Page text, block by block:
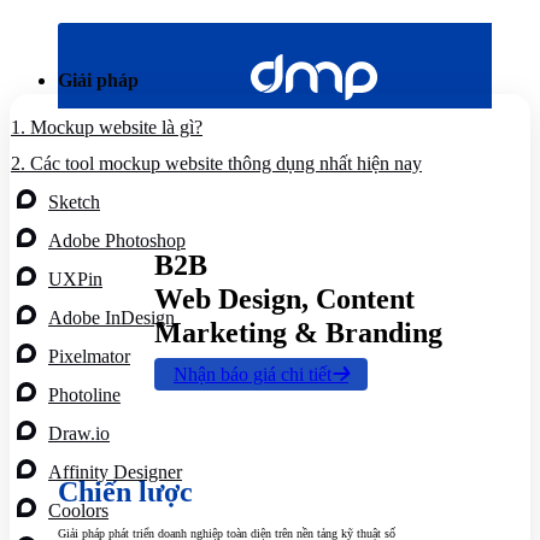
dung
Giải pháp
B2B
Web Design, Content
Marketing & Branding
Nhận báo giá chi tiết
Chiến lược
Giải pháp phát triển doanh nghiệp toàn diện trên nền tảng kỹ thuật số
1. Mockup website là gì?
2. Các tool mockup website thông dụng nhất hiện nay
Sketch
Adobe Photoshop
UXPin
Adobe InDesign
Pixelmator
Photoline
Draw.io
Affinity Designer
Coolors